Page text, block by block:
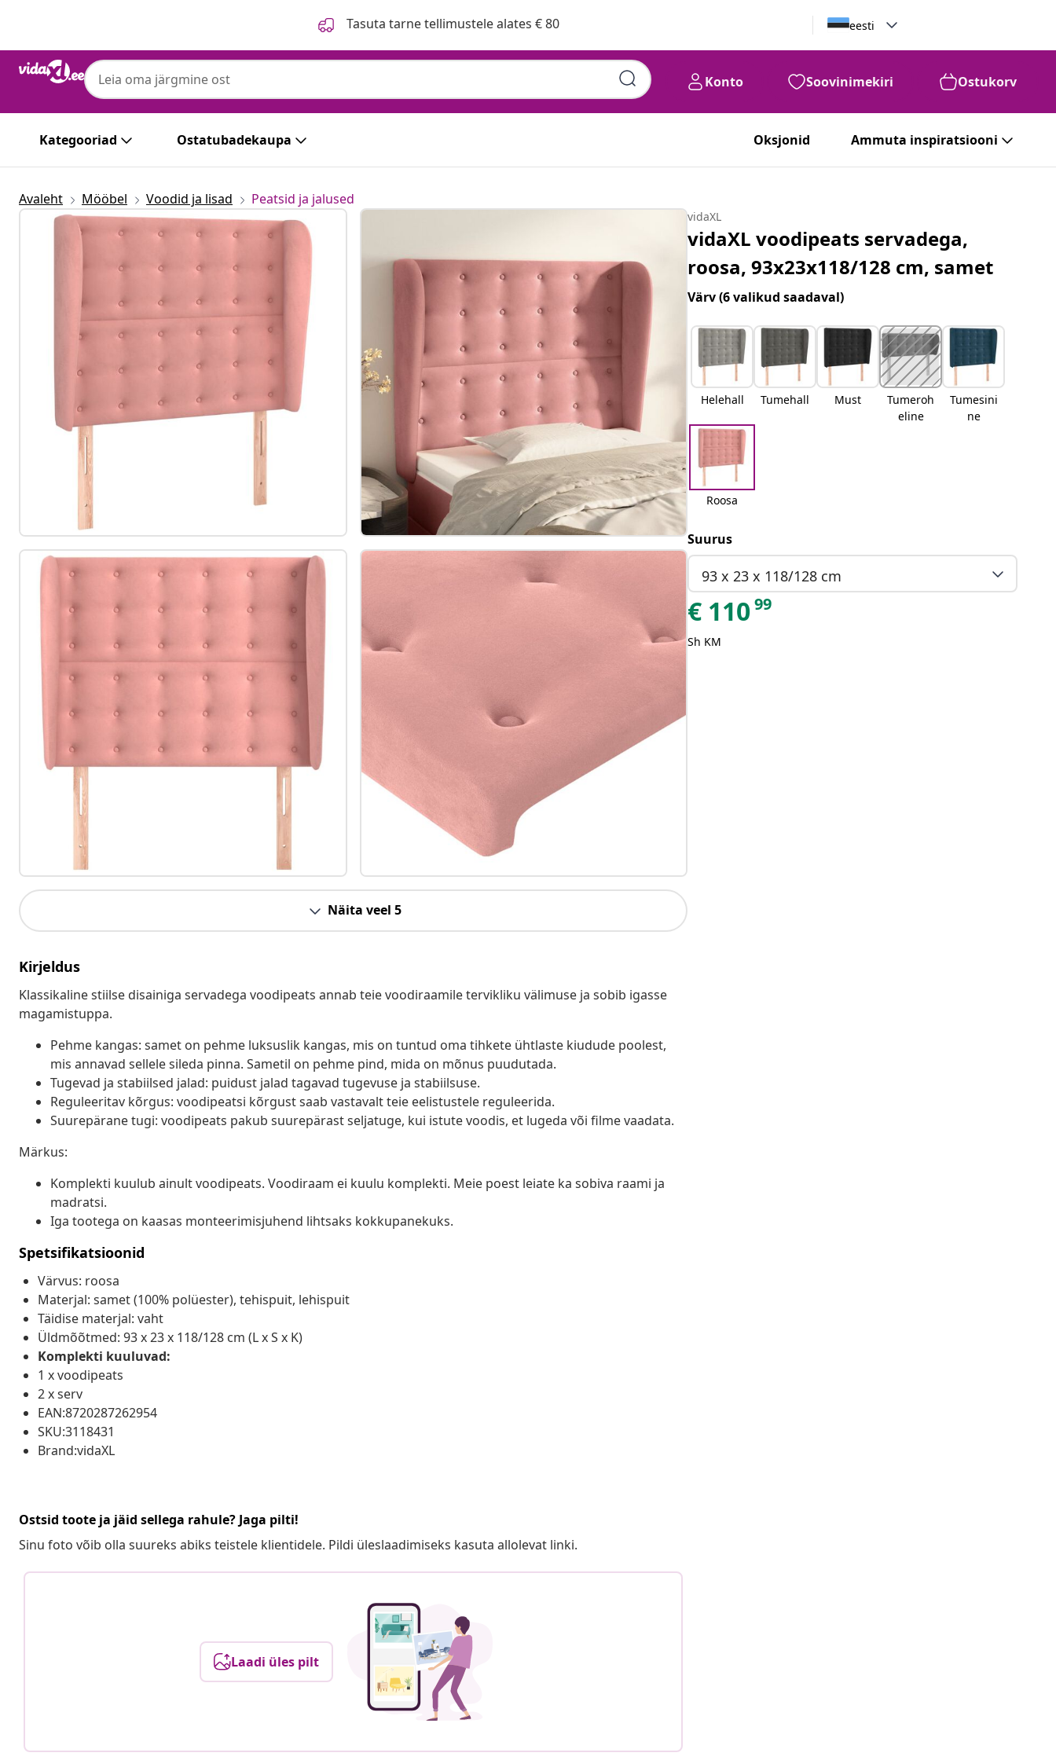
Tasuta tarne tellimustele alates € 80 eesti
Konto Soovinimekiri Ostukorv
Kategooriad Ostatubadekaupa Oksjonid Ammuta inspiratsiooni
Avaleht Mööbel Voodid ja lisad Peatsid ja jalused
Näita veel 5
Kirjeldus
Klassikaline stiilse disainiga servadega voodipeats annab teie voodiraamile tervikliku välimuse ja sobib igasse
magamistuppa.
Pehme kangas: samet on pehme luksuslik kangas, mis on tuntud oma tihkete ühtlaste kiudude poolest,
mis annavad sellele sileda pinna. Sametil on pehme pind, mida on mõnus puudutada.
Tugevad ja stabiilsed jalad: puidust jalad tagavad tugevuse ja stabiilsuse.
Reguleeritav kõrgus: voodipeatsi kõrgust saab vastavalt teie eelistustele reguleerida.
Suurepärane tugi: voodipeats pakub suurepärast seljatuge, kui istute voodis, et lugeda või filme vaadata.
Märkus:
Komplekti kuulub ainult voodipeats. Voodiraam ei kuulu komplekti. Meie poest leiate ka sobiva raami ja
madratsi.
Iga tootega on kaasas monteerimisjuhend lihtsaks kokkupanekuks.
Spetsifikatsioonid
Värvus: roosa
Materjal: samet (100% polüester), tehispuit, lehispuit
Täidise materjal: vaht
Üldmõõtmed: 93 x 23 x 118/128 cm (L x S x K)
Komplekti kuuluvad:
1 x voodipeats
2 x serv
EAN:8720287262954
SKU:3118431
Brand:vidaXL
Ostsid toote ja jäid sellega rahule? Jaga pilti!
Sinu foto võib olla suureks abiks teistele klientidele. Pildi üleslaadimiseks kasuta allolevat linki.
Laadi üles pilt
vidaXL
vidaXL voodipeats servadega,
roosa, 93x23x118/128 cm, samet
Värv(6 valikud saadaval)
Helehall Tumehall Must
Tumeroh
eline
Tumesini
ne
Roosa
Suurus
93 x 23 x 118/128 cm
€ 11099
Sh KM